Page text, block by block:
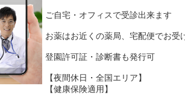
ご自宅・オフィスで受診出来ます
お薬はお近くの薬局、宅配便でお受
登園許可証・診断書も発行可
【夜間休日・全国エリア】
【健康保険適用】